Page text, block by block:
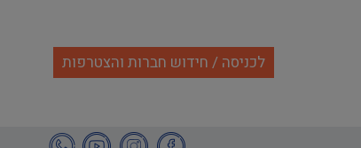
לכניסה / חידוש חברות והצטרפות